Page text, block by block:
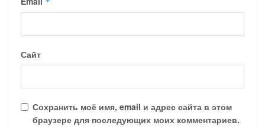
Сайт
Сохранить моё имя, email и адрес сайта в этом
браузере для последующих моих комментариев.